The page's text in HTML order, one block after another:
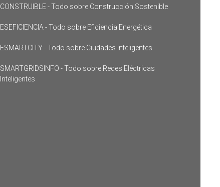
CONSTRUIBLE - Todo sobre Construcción Sostenible
ESEFICIENCIA - Todo sobre Eficiencia Energética
ESMARTCITY - Todo sobre Ciudades Inteligentes
SMARTGRIDSINFO - Todo sobre Redes Eléctricas
Inteligentes